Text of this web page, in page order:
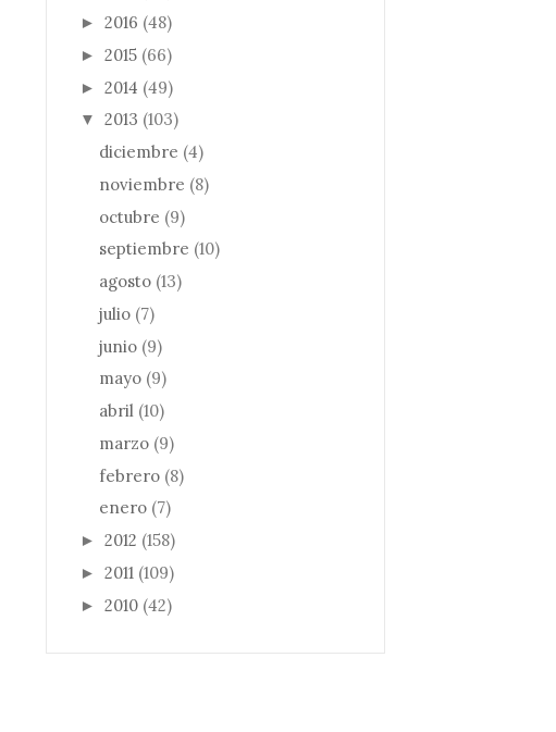
► 2016 (48)
► 2015 (66)
► 2014 (49)
▼ 2013 (103)
diciembre (4)
noviembre (8)
octubre (9)
septiembre (10)
agosto (13)
julio (7)
junio (9)
mayo (9)
abril (10)
marzo (9)
febrero (8)
enero (7)
► 2012 (158)
► 2011 (109)
► 2010 (42)